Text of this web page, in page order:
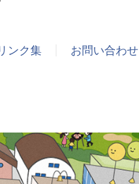
ンク集 お問い合わせ